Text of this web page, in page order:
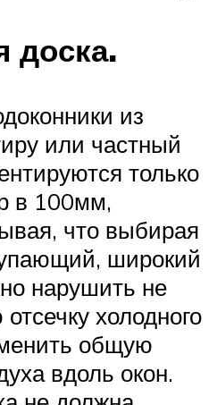
доска.
из
или частный
только
в 100мм,
что выбирая
широкий
нарушить не
холодного
общую
вдоль окон.